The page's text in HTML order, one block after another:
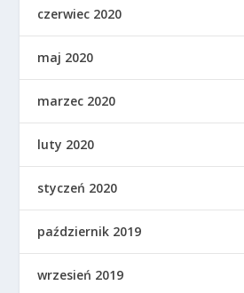
czerwiec 2020
maj 2020
marzec 2020
luty 2020
styczeń 2020
październik 2019
wrzesień 2019